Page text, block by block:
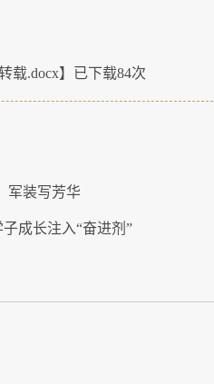
载.docx】已下载84次
军装写芳华
成长注入“奋进剂”